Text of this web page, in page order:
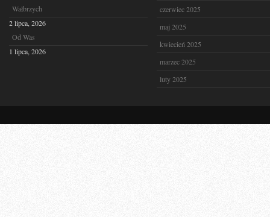
Wałbrzych
2 lipca, 2026
Od Was
1 lipca, 2026
czerwiec 2025
maj 2025
kwiecień 2025
marzec 2025
luty 2025